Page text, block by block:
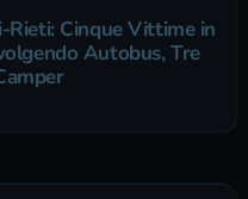
Rieti: Cinque Vittime in
Autobus, Tre